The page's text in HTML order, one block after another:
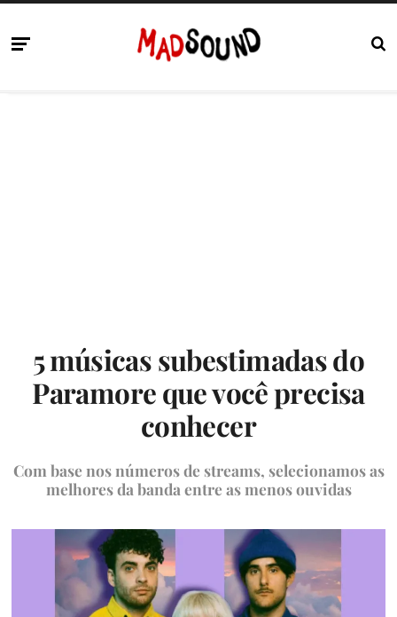
5 músicas subestimadas do
Paramore que você precisa
conhecer
Com base nos números de streams, selecionamos as
melhores da banda entre as menos ouvidas